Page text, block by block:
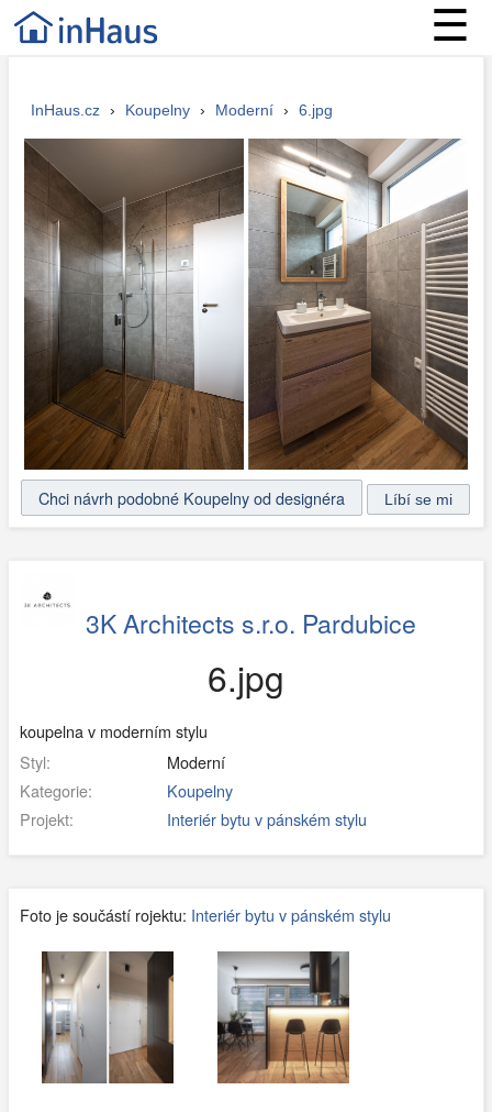
☰
InHaus.cz › Koupelny › Moderní › 6.jpg
Chci návrh podobné Koupelny od designéra
3K Architects s.r.o. Pardubice
6.jpg
koupelna v moderním stylu
Styl:
Moderní
Kategorie:
Koupelny
Projekt:
Interiér bytu v pánském stylu
Foto je součástí rojektu: Interiér bytu v pánském stylu